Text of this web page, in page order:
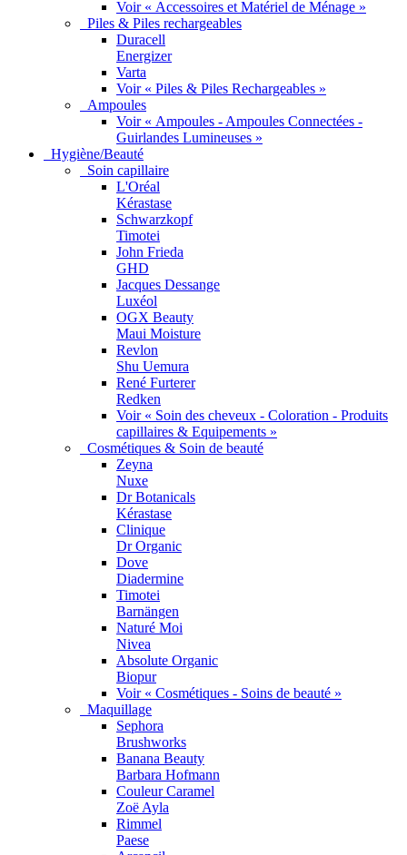
Voir « Accessoires et Matériel de Ménage »
Piles & Piles rechargeables
Duracell
Energizer
Varta
Voir « Piles & Piles Rechargeables »
Ampoules
Voir « Ampoules - Ampoules Connectées -
Guirlandes Lumineuses »
Hygiène/Beauté
Soin capillaire
L'Oréal
Kérastase
Schwarzkopf
Timotei
John Frieda
GHD
Jacques Dessange
Luxéol
OGX Beauty
Maui Moisture
Revlon
Shu Uemura
René Furterer
Redken
Voir « Soin des cheveux - Coloration - Produits
capillaires & Equipements »
Cosmétiques & Soin de beauté
Zeyna
Nuxe
Dr Botanicals
Kérastase
Clinique
Dr Organic
Dove
Diadermine
Timotei
Barnängen
Naturé Moi
Nivea
Absolute Organic
Biopur
Voir « Cosmétiques - Soins de beauté »
Maquillage
Sephora
Brushworks
Banana Beauty
Barbara Hofmann
Couleur Caramel
Zoë Ayla
Rimmel
Paese